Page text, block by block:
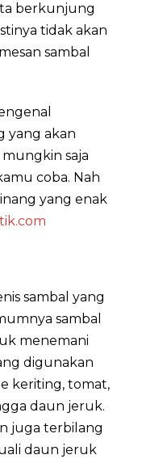
berkunjung
tidak akan
sambal
yang akan
saja
coba. Nah
yang enak
sambal yang
sambal
menemani
digunakan
keriting, tomat,
daun jeruk.
juga terbilang
daun jeruk